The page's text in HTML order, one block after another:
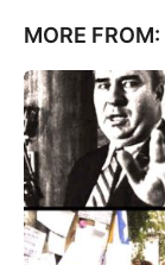
MORE FROM: